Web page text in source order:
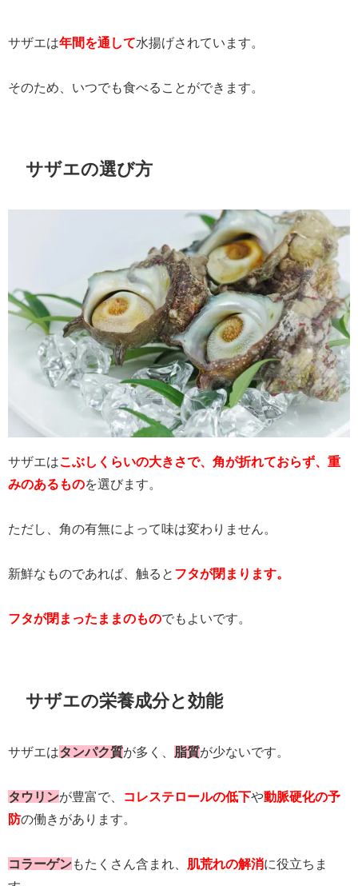
サザエは年間を通して水揚げされています。
そのため、いつでも食べることができます。
サザエの選び方
サザエはこぶしくらいの大きさで、角が折れておらず、重
みのあるものを選びます。
ただし、角の有無によって味は変わりません。
新鮮なものであれば、触ると フタが閉まります。
フタが閉まったままのものでもよいです。
サザエの栄養成分と効能
サザエはタンパク質が多く、 脂質が少ないです。
タウリンが豊富で、 コレステロールの低下や動脈硬化の予
防の働きがあります。
コラーゲンもたくさん含まれ、 肌荒れの解消に役立ちま